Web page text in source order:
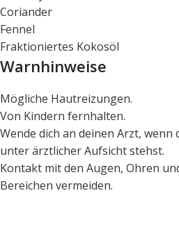
Coriander
Fennel
Fraktioniertes Kokosöl
Warnhinweise
Mögliche Hautreizungen.
Von Kindern fernhalten.
Wende dich an deinen Arzt,
unter ärztlicher Aufsicht stehst.
Kontakt mit den Augen, Ohren
Bereichen vermeiden.